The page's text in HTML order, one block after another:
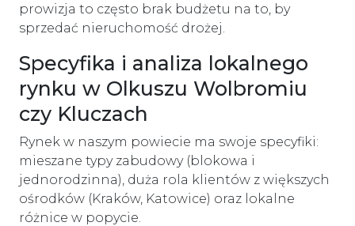
prowizja to często brak budżetu na to, by
sprzedać nieruchomość drożej.
Specyfika i analiza lokalnego
rynku w Olkuszu Wolbromiu
czy Kluczach
Rynek w naszym powiecie ma swoje specyfiki:
mieszane typy zabudowy (blokowa i
jednorodzinna), duża rola klientów z większych
ośrodków (Kraków, Katowice) oraz lokalne
różnice w popycie.